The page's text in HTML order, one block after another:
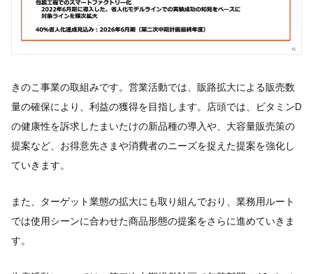
きのこ事業の取組みです。営業活動では、販路拡大による販売数
量の確保により、利益の獲得を目指します。店頭では、ビタミンD
の健康性を訴求したまいたけの新品種の導入や、大容量販売策の
提案など、お得意先さまや消費者のニーズを捉えた提案を強化し
ていきます。
また、ターゲット業態の拡大にも取り組んでおり、業務用ルート
では使用シーンに合わせた商品形態の提案をさらに進めていきま
す。